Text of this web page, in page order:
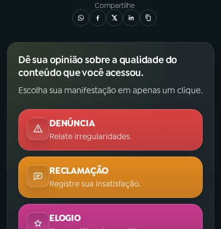
Compartilhe
Dê sua opinião sobre a qualidade do
conteúdo que você acessou.
Escolha sua manifestação em apenas um clique.
DENÚNCIA
Relate irregularidades.
RECLAMAÇÃO
Registre sua insatisfação.
ELOGIO